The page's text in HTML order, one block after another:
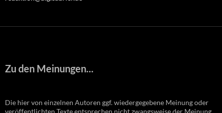
Zu den Meinungen...
Die hier von einzelnen Autoren ggf. wiedergegebene Meinung oder
veröffentlichten Texte entsprechen nicht zwangsweise der Meinung